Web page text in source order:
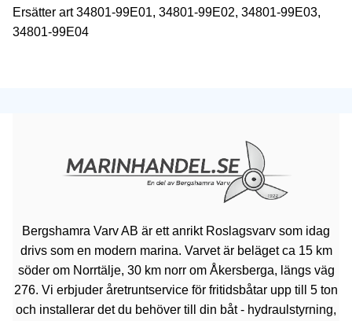
Ersätter art 34801-99E01, 34801-99E02, 34801-99E03,
34801-99E04
Bergshamra Varv AB är ett anrikt Roslagsvarv som idag
drivs som en modern marina. Varvet är beläget ca 15 km
söder om Norrtälje, 30 km norr om Åkersberga, längs väg
276. Vi erbjuder åretruntservice för fritidsbåtar upp till 5 ton
och installerar det du behöver till din båt - hydraulstyrning,